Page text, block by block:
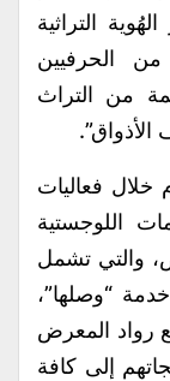
التراثية
من الحرفيين
من التراث
خلال فعاليات
اللوجستية
والتي تشمل
“وصلها”،
رواد المعرض
إلى كافة